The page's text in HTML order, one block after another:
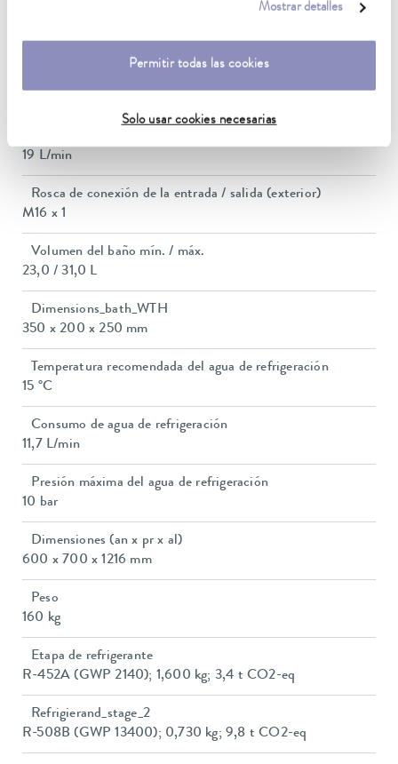
Mostrar detalles
Permitir todas las cookies
Solo usar cookies necesarias
16 A
19 L/min
Rosca de conexión de la entrada / salida (exterior)
M16 x 1
Volumen del baño mín. / máx.
23,0 / 31,0 L
Dimensions_bath_WTH
350 x 200 x 250 mm
Temperatura recomendada del agua de refrigeración
15 °C
Consumo de agua de refrigeración
11,7 L/min
Presión máxima del agua de refrigeración
10 bar
Dimensiones (an x pr x al)
600 x 700 x 1216 mm
Peso
160 kg
Etapa de refrigerante
R-452A (GWP 2140); 1,600 kg; 3,4 t CO2-eq
Refrigierand_stage_2
R-508B (GWP 13400); 0,730 kg; 9,8 t CO2-eq